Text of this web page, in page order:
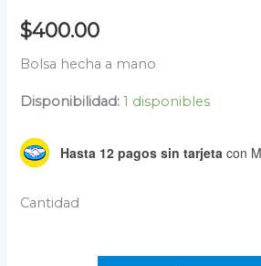
$400.00
Bolsa hecha a mano
Disponibilidad: 1 disponibles
Hasta 12 pagos sin tarjeta con